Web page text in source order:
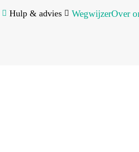
Hulp & advies WegwijzerOver